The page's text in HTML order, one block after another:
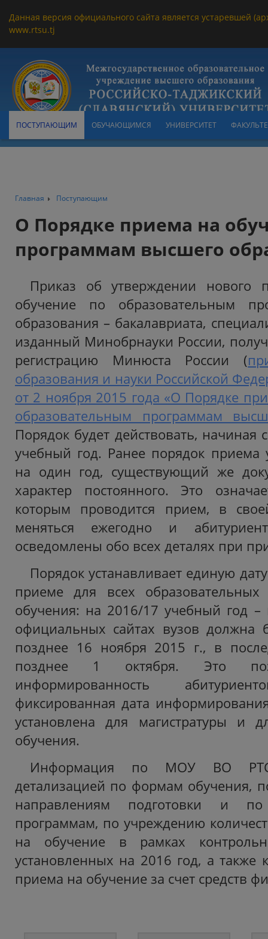
Данная версия официального сайта является устаревшей
www.rtsu.tj
ПОСТУПАЮЩИМ ОБУЧАЮЩИМСЯ УНИВЕРСИТЕТ
Главная Поступающим
О Порядке приема на
программам высшего
Приказ об утверждении нового
обучение по образовательным
образования – бакалавриата,
изданный Минобрнауки России,
регистрацию Минюста России (
образования и науки Российской
от 2 ноября 2015 года «О Порядке
образовательным программам
Порядок будет действовать,
учебный год. Ранее порядок приема
на один год, существующий же
характер постоянного. Это
которым проводится прием, в
меняться ежегодно и
осведомлены обо всех деталях при
Порядок устанавливает единую
приеме для всех
обучения: на 2016/17 учебный год
официальных сайтах вузов должна
позднее 16 ноября 2015 г., в
позднее 1 октября. Это
информированность
фиксированная дата
установлена для магистратуры и
обучения.
Информация по МОУ ВО
детализацией по формам обучения,
направлениям подготовки и по
программам, по учреждению
на обучение в рамках
установленных на 2016 год, а также
приема на обучение за счет средств